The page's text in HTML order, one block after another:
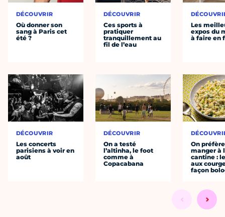
DÉCOUVRIR
Où donner son
sang à Paris cet
été ?
DÉCOUVRIR
Les concerts
parisiens à voir en
août
DÉCOUVRIR
Ces sports à
pratiquer
tranquillement au
fil de l’eau
DÉCOUVRIR
On a testé
l’altinha, le foot
comme à
Copacabana
Les
expos du
à faire en
On préfère
manger à
cantine :
aux
façon